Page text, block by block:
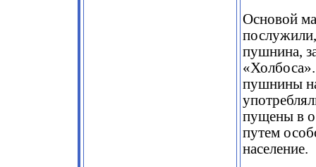
Основой
пушнина,
пушнины
пущены в
путем
население.